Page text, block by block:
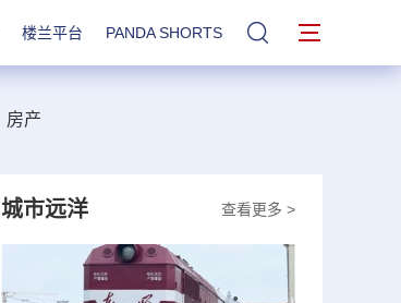
楼兰平台 PANDA SHORTS 站内搜索
房产
查看更多 >
城市远洋